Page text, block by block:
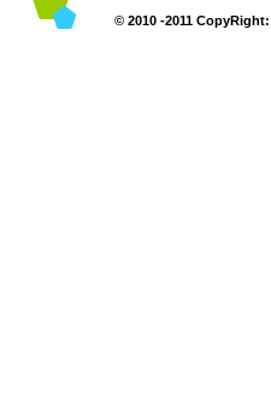
© 2010 -2011 CopyRight: